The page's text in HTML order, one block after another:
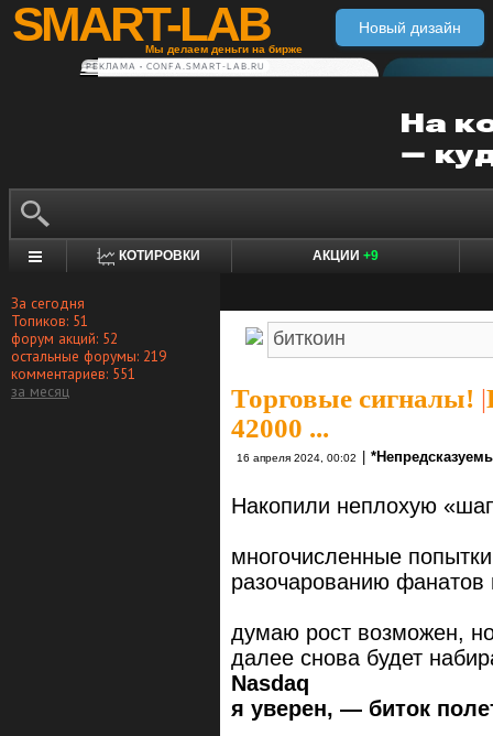
SMART-LAB
Мы делаем деньги на бирже
Новый дизайн
РЕКЛАМА • CONFA.SMART-LAB.RU
КОТИРОВКИ АКЦИИ +9
За сегодня
Топиков: 51
форум акций: 52
остальные форумы: 219
комментариев: 551
за месяц
Торговые сигналы! |
42000 ...
16 апреля 2024, 00:02
Накопили неплохую
многочисленные
разочарованию фанатов
думаю рост возможен,
далее снова будет
Nasdaq
я уверен, — биток